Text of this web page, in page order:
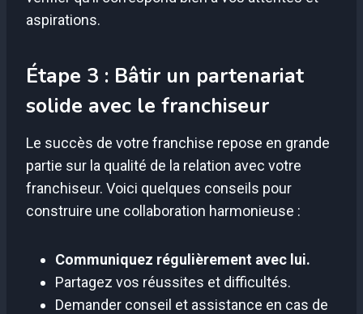
aspirations.
Étape 3 : Bâtir un partenariat
solide avec le franchiseur
Le succès de votre franchise repose en grande
partie sur la qualité de la relation avec votre
franchiseur. Voici quelques conseils pour
construire une collaboration harmonieuse :
Communiquez régulièrement avec lui.
Partagez vos réussites et difficultés.
Demander conseil et assistance en cas de